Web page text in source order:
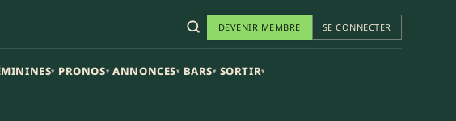
DEVENIR MEMBRE SE CONNECTER
▾ PRONOS▾ ANNONCES▾ BARS▾ SORTIR▾